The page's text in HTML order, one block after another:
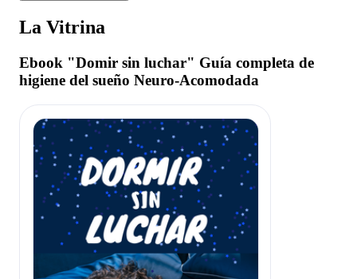
La Vitrina
Ebook "Domir sin luchar" Guía completa de
higiene del sueño Neuro-Acomodada